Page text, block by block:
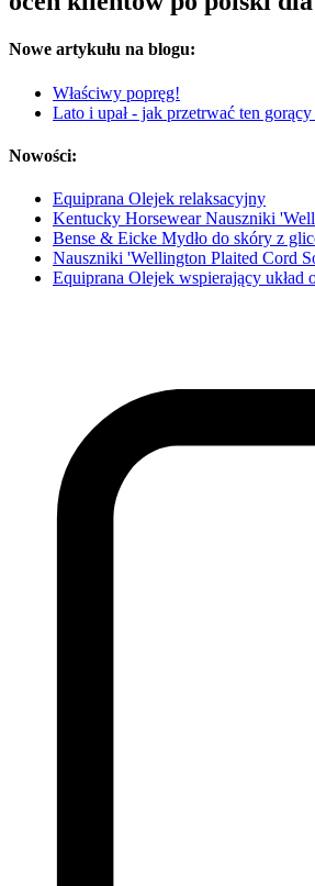
Nowe artykułu na blogu:
Właściwy popręg!
Lato i upał - jak przetrwać ten
Nowości:
Equiprana Olejek relaksacyjny
Kentucky Horsewear Nauszniki
Bense & Eicke Mydło do skóry z
Nauszniki 'Wellington Plaited Cord
Equiprana Olejek wspierający układ